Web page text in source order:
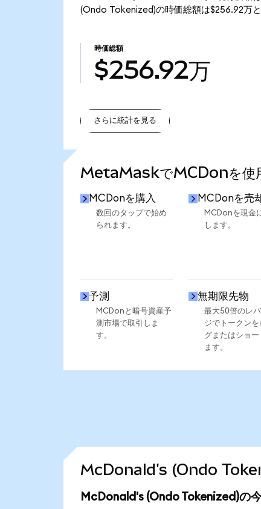
(Ondo Tokenized)の時価総額は$256.92万と
時価総額
$256.92万
さらに統計を見る
MetaMaskでMCDonを使
MCDonを購入
数回のタップで始め
られます。
MCDonを売
MCDonを現金
します。
予測
MCDonと暗号資産予
測市場で取引しま
す。
無期限先物
最大50倍のレ
ジでトークンを
グまたはショー
ます。
McDonald's (Ondo
McDonald's (Ondo Tokenized)の